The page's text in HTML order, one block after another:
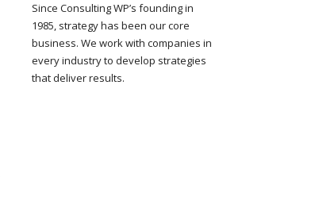
Since Consulting WP’s founding in
1985, strategy has been our core
business. We work with companies in
every industry to develop strategies
that deliver results.